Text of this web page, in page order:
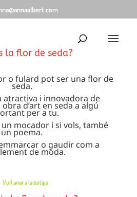
la flor de seda?
o fulard pot ser una flor de
seda.
atractiva i innovadora de
d’art en seda a algú
per a tu.
un mocador i si vols, també
un poema.
o gaudir com a
de moda.
anar a la botiga